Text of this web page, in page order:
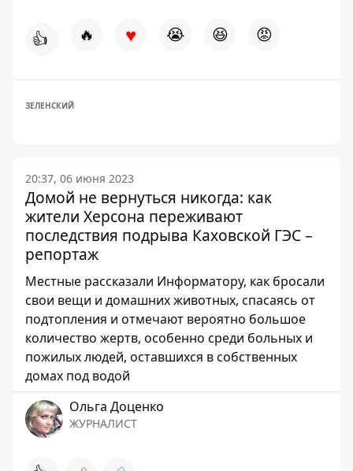
👍 🔥 ♥ 😭 😆 😡
ЗЕЛЕНСКИЙ
20:37, 06 июня 2023
Домой не вернуться никогда: как
жители Херсона переживают
последствия подрыва Каховской ГЭС –
репортаж
Местные рассказали Информатору, как бросали
свои вещи и домашних животных, спасаясь от
подтопления и отмечают вероятно большое
количество жертв, особенно среди больных и
пожилых людей, оставшихся в собственных
домах под водой
Ольга Доценко
ЖУРНАЛИСТ